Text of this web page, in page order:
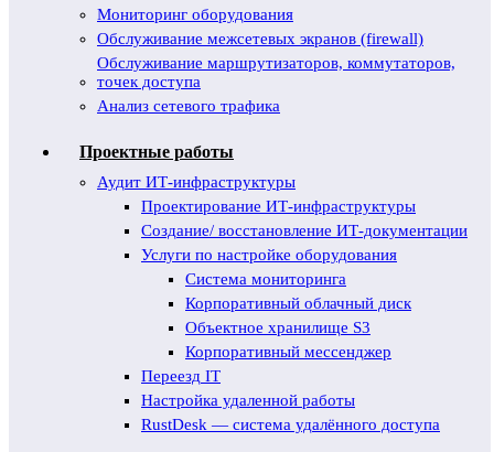
Мониторинг оборудования
Обслуживание межсетевых экранов (firewall)
Обслуживание маршрутизаторов, коммутаторов,
точек доступа
Анализ сетевого трафика
Проектные работы
Аудит ИТ-инфраструктуры
Проектирование ИТ-инфраструктуры
Создание/ восстановление ИТ-документации
Услуги по настройке оборудования
Система мониторинга
Корпоративный облачный диск
Объектное хранилище S3
Корпоративный мессенджер
Переезд IT
Настройка удаленной работы
RustDesk — система удалённого доступа